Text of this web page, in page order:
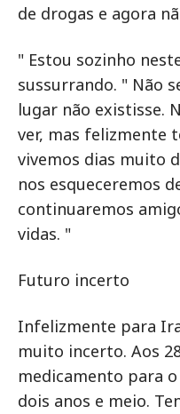
de drogas e agora
" Estou sozinho
sussurrando. " Não
lugar não existisse.
ver, mas felizmente
vivemos dias muito
nos esqueceremos
continuaremos
vidas. "
Futuro incerto
Infelizmente para
muito incerto. Aos
medicamento para
dois anos e meio.